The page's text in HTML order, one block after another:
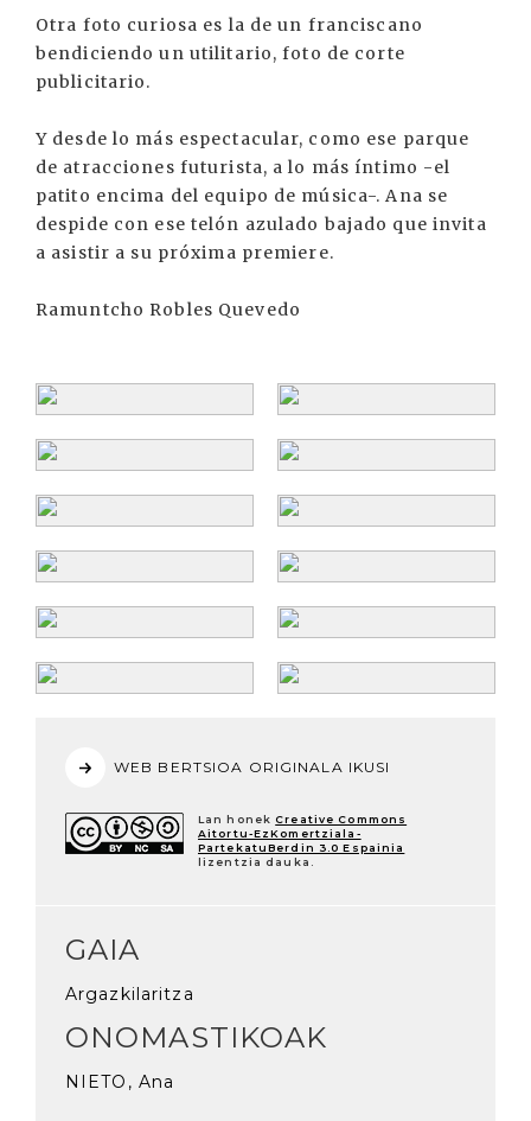
Otra foto curiosa es la de un franciscano
bendiciendo un utilitario, foto de corte
publicitario.
Y desde lo más espectacular, como ese parque
de atracciones futurista, a lo más íntimo -el
patito encima del equipo de música-. Ana se
despide con ese telón azulado bajado que invita
a asistir a su próxima premiere.
Ramuntcho Robles Quevedo
WEB BERTSIOA ORIGINALA IKUSI
Lan honek Creative Commons
Aitortu-EzKomertziala-
PartekatuBerdin 3.0 Espainia
lizentzia dauka.
GAIA
Argazkilaritza
ONOMASTIKOAK
NIETO, Ana